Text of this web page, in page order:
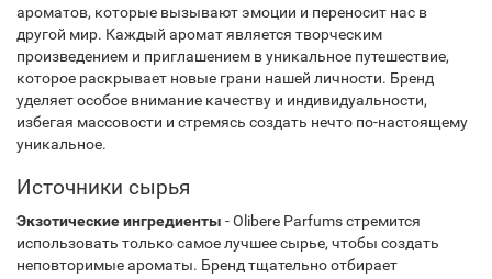
ароматов, которые вызывают эмоции и переносит нас в
другой мир. Каждый аромат является творческим
произведением и приглашением в уникальное путешествие,
которое раскрывает новые грани нашей личности. Бренд
уделяет особое внимание качеству и индивидуальности,
избегая массовости и стремясь создать нечто по-настоящему
уникальное.
Источники сырья
Экзотические ингредиенты - Olibere Parfums стремится
использовать только самое лучшее сырье, чтобы создать
неповторимые ароматы. Бренд тщательно отбирает